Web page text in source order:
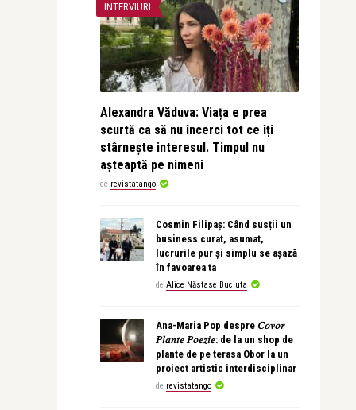
INTERVIURI
Alexandra Văduva: Viața e prea
scurtă ca să nu încerci tot ce îți
stârnește interesul. Timpul nu
așteaptă pe nimeni
de revistatango
Cosmin Filipaș: Când susții un
business curat, asumat,
lucrurile pur și simplu se așază
în favoarea ta
de Alice Năstase Buciuta
Ana-Maria Pop despre 𝐶𝑜𝑣𝑜𝑟
𝑃𝑙𝑎𝑛𝑡𝑒 𝑃𝑜𝑒𝑧𝑖𝑒: de la un shop de
plante de pe terasa Obor la un
proiect artistic interdisciplinar
de revistatango